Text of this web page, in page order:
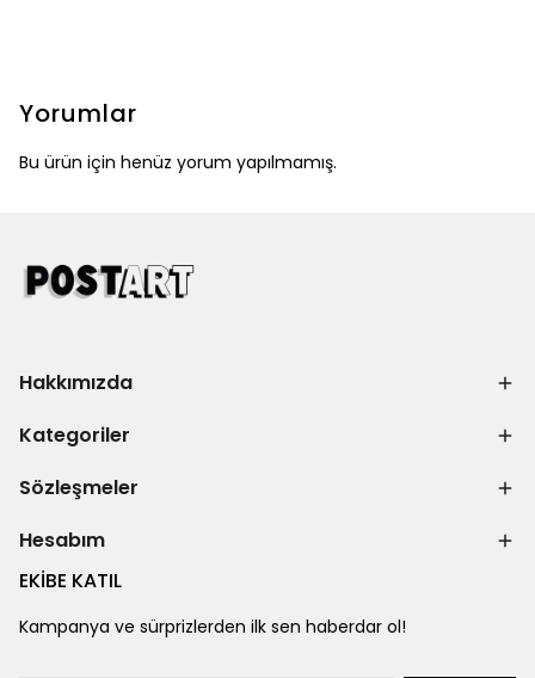
Yorumlar
Bu ürün için henüz yorum yapılmamış.
Hakkımızda
Kategoriler
Sözleşmeler
Hesabım
EKİBE KATIL
Kampanya ve sürprizlerden ilk sen haberdar ol!